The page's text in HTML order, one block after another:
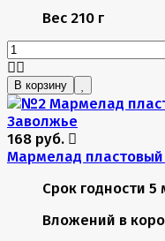
Вес 210 г
В корзину
168 руб.
Мармелад пластовый
Срок годности 5
Вложений в